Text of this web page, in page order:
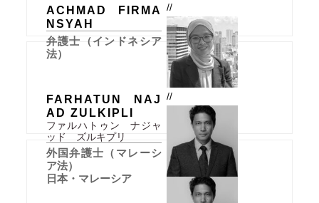
ACHMAD FIRMA
NSYAH
弁護士（インドネシア
法）
//
FARHATUN NAJ
AD ZULKIPLI
ファルハトゥン ナジャ
ッド ズルキプリ
外国弁護士（マレーシ
ア法）
日本・マレーシア
//